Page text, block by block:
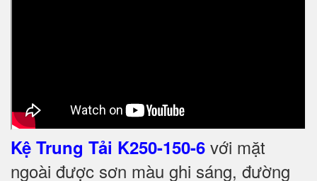
Kệ Trung Tải K250-150-6 với mặt
ngoài được sơn màu ghi sáng, đường